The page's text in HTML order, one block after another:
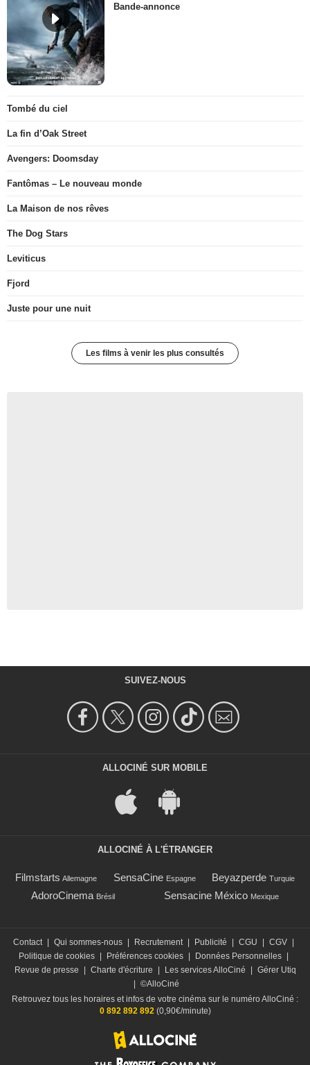
Bande-annonce
Tombé du ciel
La fin d’Oak Street
Avengers: Doomsday
Fantômas – Le nouveau monde
La Maison de nos rêves
The Dog Stars
Leviticus
Fjord
Juste pour une nuit
Les films à venir les plus consultés
SUIVEZ-NOUS
ALLOCINÉ SUR MOBILE
ALLOCINÉ À L'ÉTRANGER
Filmstarts Allemagne SensaCine Espagne Beyazperde Turquie
AdoroCinema Brésil Sensacine México Mexique
Contact Qui sommes-nous Recrutement Publicité CGU CGV
Politique de cookies
Préférences cookies Données Personnelles
Revue de presse
Charte d'écriture Les services AlloCiné
Gérer Utiq
©AlloCiné
Retrouvez tous les horaires et infos de votre cinéma sur le numéro AlloCiné :
0 892 892 892(0,90€/minute)